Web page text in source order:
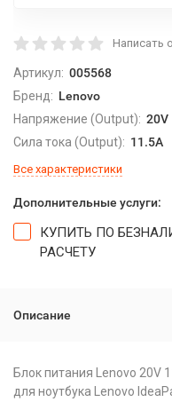
Написать
Артикул: 005568
Бренд: Lenovo
Напряжение (Output): 20V
Сила тока (Output): 11.5A
Все характеристики
Дополнительные услуги:
КУПИТЬ ПО
РАСЧЕТУ
Описание
Блок питания Lenovo 20V
для ноутбука Lеnоvо